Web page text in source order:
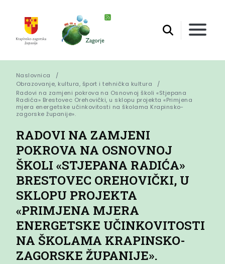
Naslovnica
Obrazovanje, kultura, šport i tehnička kultura
Radovi na zamjeni pokrova na Osnovnoj školi «Stjepana
Radića» Brestovec Orehovički, u sklopu projekta «Primjena
mjera energetske učinkovitosti na školama Krapinsko-
zagorske županije».
RADOVI NA ZAMJENI
POKROVA NA OSNOVNOJ
ŠKOLI «STJEPANA RADIĆA»
BRESTOVEC OREHOVIČKI, U
SKLOPU PROJEKTA
«PRIMJENA MJERA
ENERGETSKE UČINKOVITOSTI
NA ŠKOLAMA KRAPINSKO-
ZAGORSKE ŽUPANIJE».